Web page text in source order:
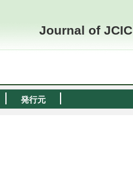
Journal of JCIC
発行元